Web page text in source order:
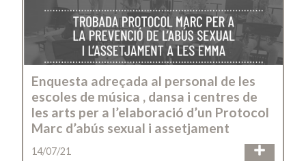
Enquesta adreçada al personal de les
escoles de música , dansa i centres de
les arts per a l’elaboració d’un Protocol
Marc d’abús sexual i assetjament
14/07/21